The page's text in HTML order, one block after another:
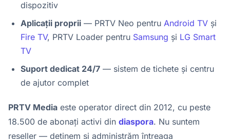
dispozitiv
Aplicații proprii — PRTV Neo pentru Android TV și
Fire TV, PRTV Loader pentru Samsung și LG Smart
TV
Suport dedicat 24/7 — sistem de tichete și centru
de ajutor complet
PRTV Media este operator direct din 2012, cu peste
18.500 de abonați activi din diaspora. Nu suntem
reseller — deținem și administrăm întreaga